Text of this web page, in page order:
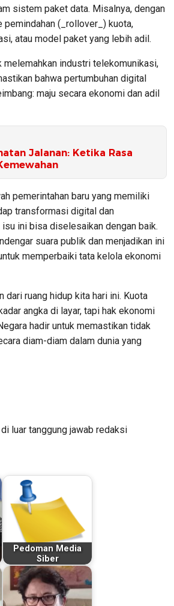
sistem paket data. Misalnya, dengan
pemindahan (_rollover_) kuota,
atau model paket yang lebih adil.
melemahkan industri telekomunikasi,
bahwa pertumbuhan digital
maju secara ekonomi dan adil
Jalanan: Ketika Rasa
pemerintahan baru yang memiliki
transformasi digital dan
isu ini bisa diselesaikan dengan baik.
suara publik dan menjadikan ini
memperbaiki tata kelola ekonomi
dari ruang hidup kita hari ini. Kuota
angka di layar, tapi hak ekonomi
hadir untuk memastikan tidak
diam-diam dalam dunia yang
luar tanggung jawab redaksi
Pedoman Media
Siber